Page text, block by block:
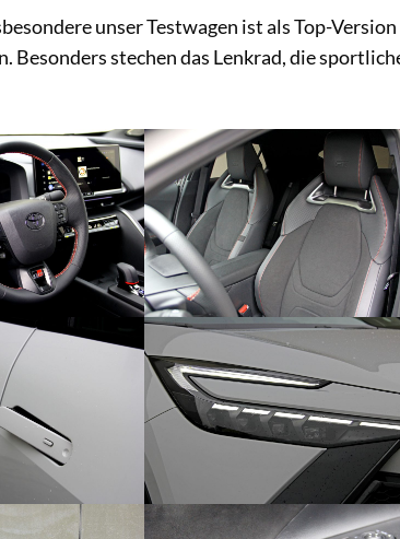
unser Testwagen ist als Top-Version
Besonders stechen das Lenkrad, die